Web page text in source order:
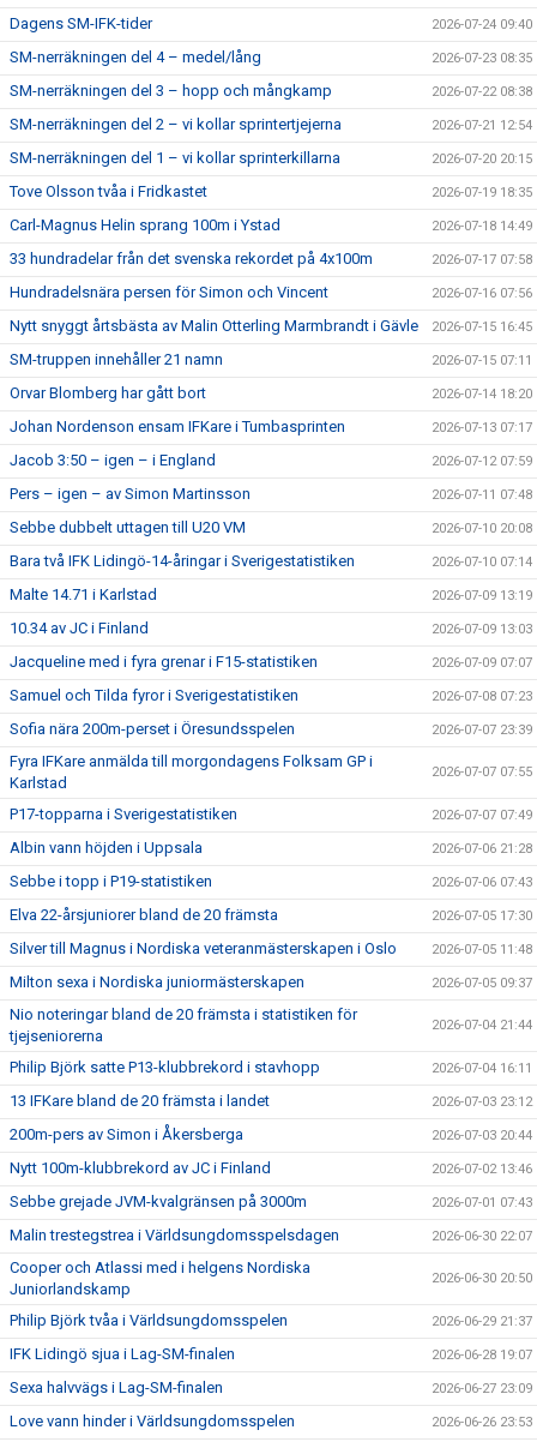
Dagens SM-IFK-tider 2026-07-24 09:40
SM-nerräkningen del 4 – medel/lång 2026-07-23 08:35
SM-nerräkningen del 3 – hopp och mångkamp 2026-07-22 08:38
SM-nerräkningen del 2 – vi kollar sprintertjejerna 2026-07-21 12:54
SM-nerräkningen del 1 – vi kollar sprinterkillarna 2026-07-20 20:15
Tove Olsson tvåa i Fridkastet 2026-07-19 18:35
Carl-Magnus Helin sprang 100m i Ystad 2026-07-18 14:49
33 hundradelar från det svenska rekordet på 4x100m 2026-07-17 07:58
Hundradelsnära persen för Simon och Vincent 2026-07-16 07:56
Nytt snyggt årtsbästa av Malin Otterling Marmbrandt i Gävle 2026-07-15 16:45
SM-truppen innehåller 21 namn 2026-07-15 07:11
Orvar Blomberg har gått bort 2026-07-14 18:20
Johan Nordenson ensam IFKare i Tumbasprinten 2026-07-13 07:17
Jacob 3:50 – igen – i England 2026-07-12 07:59
Pers – igen – av Simon Martinsson 2026-07-11 07:48
Sebbe dubbelt uttagen till U20 VM 2026-07-10 20:08
Bara två IFK Lidingö-14-åringar i Sverigestatistiken 2026-07-10 07:14
Malte 14.71 i Karlstad 2026-07-09 13:19
10.34 av JC i Finland 2026-07-09 13:03
Jacqueline med i fyra grenar i F15-statistiken 2026-07-09 07:07
Samuel och Tilda fyror i Sverigestatistiken 2026-07-08 07:23
Sofia nära 200m-perset i Öresundsspelen 2026-07-07 23:39
Fyra IFKare anmälda till morgondagens Folksam GP i
Karlstad
2026-07-07 07:55
P17-topparna i Sverigestatistiken 2026-07-07 07:49
Albin vann höjden i Uppsala 2026-07-06 21:28
Sebbe i topp i P19-statistiken 2026-07-06 07:43
Elva 22-årsjuniorer bland de 20 främsta 2026-07-05 17:30
Silver till Magnus i Nordiska veteranmästerskapen i Oslo 2026-07-05 11:48
Milton sexa i Nordiska juniormästerskapen 2026-07-05 09:37
Nio noteringar bland de 20 främsta i statistiken för
tjejseniorerna
2026-07-04 21:44
Philip Björk satte P13-klubbrekord i stavhopp 2026-07-04 16:11
13 IFKare bland de 20 främsta i landet 2026-07-03 23:12
200m-pers av Simon i Åkersberga 2026-07-03 20:44
Nytt 100m-klubbrekord av JC i Finland 2026-07-02 13:46
Sebbe grejade JVM-kvalgränsen på 3000m 2026-07-01 07:43
Malin trestegstrea i Världsungdomsspelsdagen 2026-06-30 22:07
Cooper och Atlassi med i helgens Nordiska
Juniorlandskamp
2026-06-30 20:50
Philip Björk tvåa i Världsungdomsspelen 2026-06-29 21:37
IFK Lidingö sjua i Lag-SM-finalen 2026-06-28 19:07
Sexa halvvägs i Lag-SM-finalen 2026-06-27 23:09
Love vann hinder i Världsungdomsspelen 2026-06-26 23:53